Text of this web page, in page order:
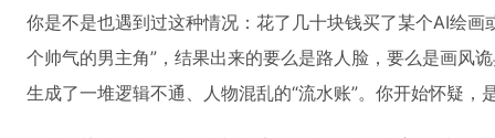
你是不是也遇到过这种情况：花了几十块钱买了某个AI绘画
个帅气的男主角”，结果出来的要么是路人脸，要么是画风
生成了一堆逻辑不通、人物混乱的“流水账”。你开始怀疑，